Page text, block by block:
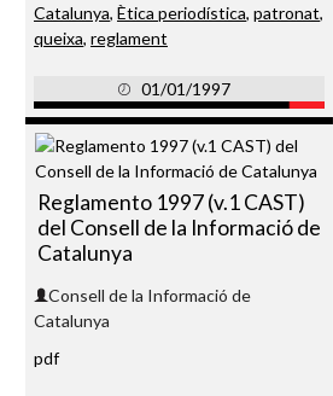
Catalunya, Ètica periodística, patronat,
queixa, reglament
01/01/1997
Reglamento 1997 (v.1 CAST)
del Consell de la Informació de
Catalunya
Consell de la Informació de
Catalunya
pdf